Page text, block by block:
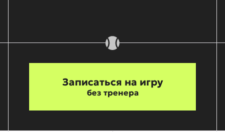
Записаться на игру
без тренера